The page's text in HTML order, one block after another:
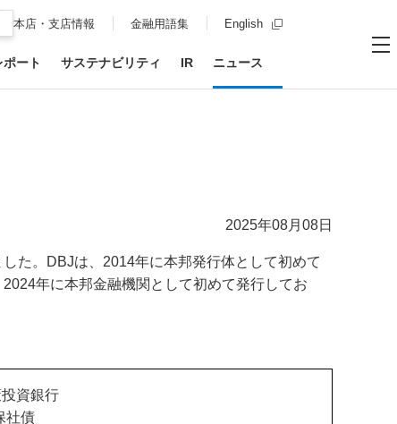
本店・支店情報 金融用語集 English 新規ウィンドウを開
ート サステナビリティ IR ニュース
2025年08月08日
た。DBJは、2014年に本邦発行体として初めて
年に本邦金融機関として初めて発行してお
資銀行
社債